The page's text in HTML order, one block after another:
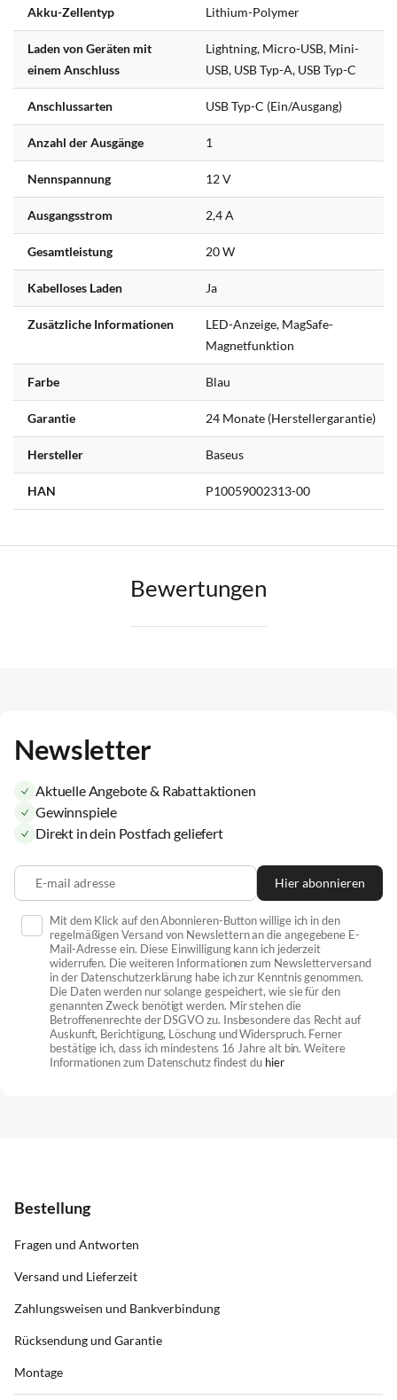
Akku-Zellentyp Lithium-Polymer
Laden von Geräten mit
einem Anschluss
Lightning, Micro-USB, Mini-
USB, USB Typ-A, USB Typ-C
Anschlussarten USB Typ-C (Ein/Ausgang)
Anzahl der Ausgänge 1
Nennspannung 12 V
Ausgangsstrom 2,4 A
Gesamtleistung 20 W
Kabelloses Laden Ja
Zusätzliche Informationen
LED-Anzeige, MagSafe-
Magnetfunktion
Farbe Blau
Garantie 24 Monate (Herstellergarantie)
Hersteller Baseus
HAN P10059002313-00
Bewertungen
Newsletter
Aktuelle Angebote & Rabattaktionen
Gewinnspiele
Direkt in dein Postfach geliefert
E-mail adresse Hier abonnieren
Mit dem Klick auf den Abonnieren-Button willige ich in den
regelmäßigen Versand von Newslettern an die angegebene E-
Mail-Adresse ein. Diese Einwilligung kann ich jederzeit
widerrufen. Die weiteren Informationen zum Newsletterversand
in der Datenschutzerklärung habe ich zur Kenntnis genommen.
Die Daten werden nur solange gespeichert, wie sie für den
genannten Zweck benötigt werden. Mir stehen die
Betroffenenrechte der DSGVO zu. Insbesondere das Recht auf
Auskunft, Berichtigung, Löschung und Widerspruch. Ferner
bestätige ich, dass ich mindestens 16 Jahre alt bin. Weitere
Informationen zum Datenschutz findest du hier
Bestellung
Fragen und Antworten
Versand und Lieferzeit
Zahlungsweisen und Bankverbindung
Rücksendung und Garantie
Montage